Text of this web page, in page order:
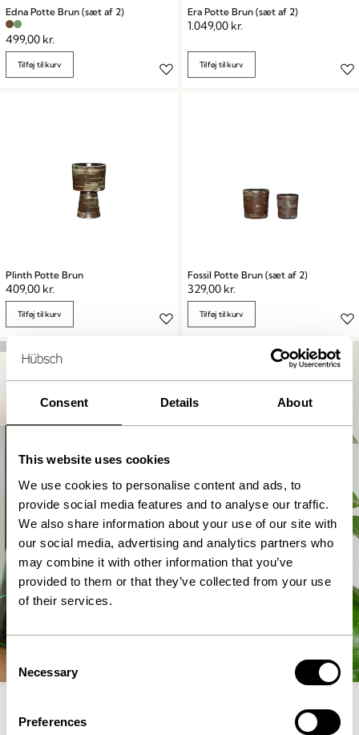
Consent Details About
This website uses cookies
We use cookies to personalise content and ads, to
provide social media features and to analyse our traffic.
We also share information about your use of our site with
our social media, advertising and analytics partners who
may combine it with other information that you’ve
provided to them or that they’ve collected from your use
of their services.
Consent
Selection
Necessary
Preferences
Edna Potte Brun (sæt af 2)
499,00 kr.
Tilføj til kurv
Era Potte Brun (sæt af 2)
1.049,00 kr.
Tilføj til kurv
Plinth Potte Brun
409,00 kr.
Tilføj til kurv
Fossil Potte Brun (sæt af 2)
329,00 kr.
Tilføj til kurv
Potteskjulere